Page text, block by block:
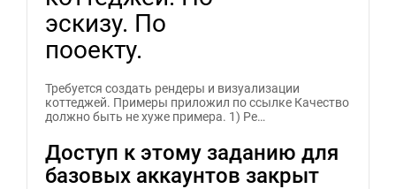
эскизу. По
пооекту.
Требуется создать рендеры и визуализации
коттеджей. Примеры приложил по ссылке Качество
должно быть не хуже примера. 1) Ре…
Доступ к этому заданию для
базовых аккаунтов закрыт